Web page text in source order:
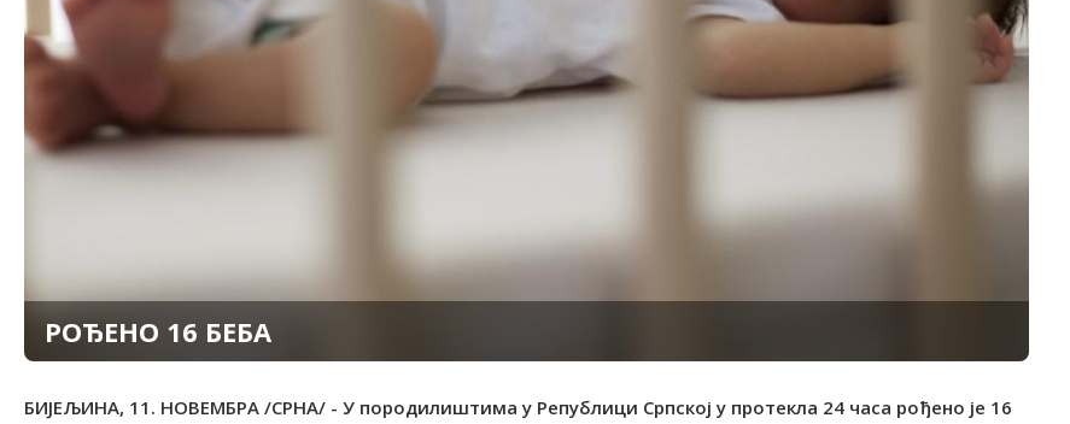
РОЂЕНО 16 БЕБА
БИЈЕЉИНА, 11. НОВЕМБРА /СРНА/ - У породилиштима у Републици Српској у протекла 24 часа рођено је 16